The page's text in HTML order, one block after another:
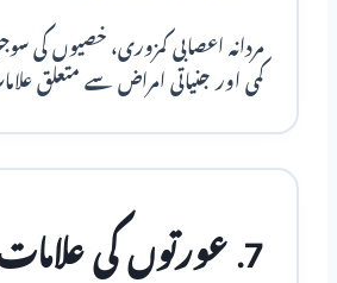
مردانہ اعصابی کمزوری، خصیوں کی
کمی اور جنیاتی امراض سے متعلق
7. عورتوں کی